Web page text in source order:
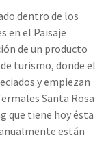
dentro de los
en el Paisaje
de un producto
turismo, donde el
y empiezan
Santa Rosa
que tiene hoy ésta
están